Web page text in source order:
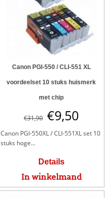
Canon PGI-550 / CLI-551 XL
voordeelset 10 stuks huismerk
met chip
€31,90 €9,50
Canon PGI-550XL / CLI-551XL set 10
stuks hoge...
Details
In winkelmand